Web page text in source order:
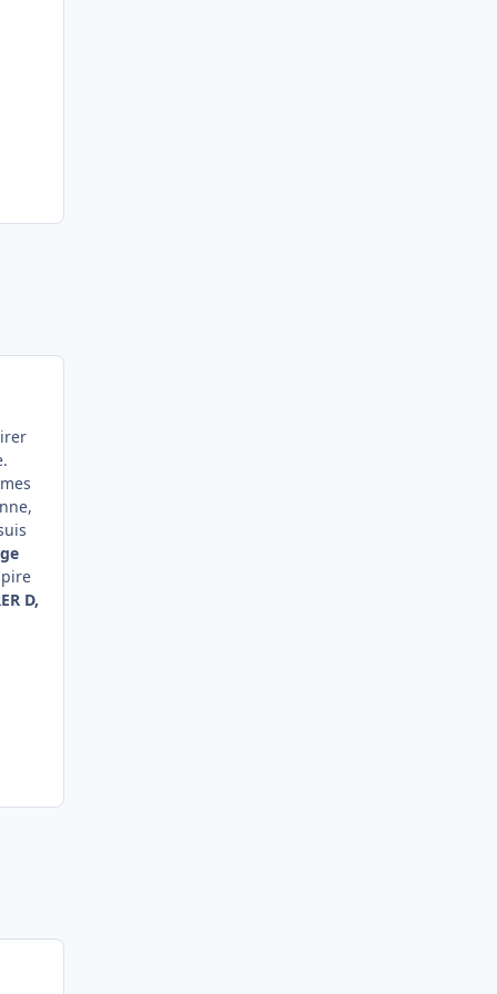
pire
D,